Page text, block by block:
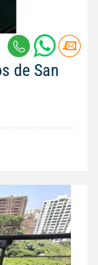
de San